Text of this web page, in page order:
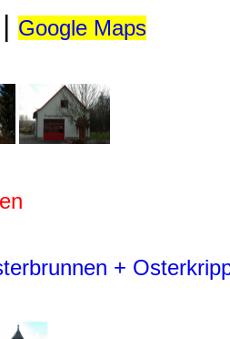
| Google Maps
+